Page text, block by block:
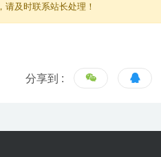
及时联系站长处理！
分享到 :